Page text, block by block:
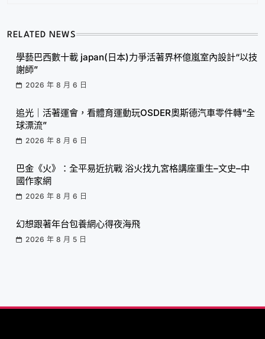
RELATED NEWS
學藝巴西數十載 japan(日本)力爭活著界杯億嵐室內設計“以技
謝師”
2026 年 8 月 6 日
追光｜活著運會，看體育運動玩OSDER奧斯德汽車零件轉“全
球漂流”
2026 年 8 月 6 日
巴金《火》：全平易近抗戰 浴火找九宮格講座重生–文史–中
國作家網
2026 年 8 月 6 日
幻想跟著年台包養網心得夜海飛
2026 年 8 月 5 日